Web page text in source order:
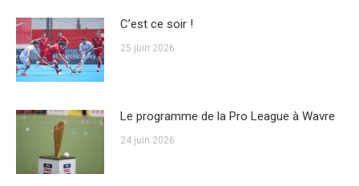
C’est ce soir !
25 juin 2026
Le programme de la Pro League à Wavre
24 juin 2026